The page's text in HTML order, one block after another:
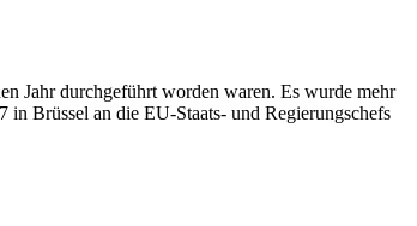
Jahr durchgeführt worden waren. Es wurde mehr
Brüssel an die EU-Staats- und Regierungschefs